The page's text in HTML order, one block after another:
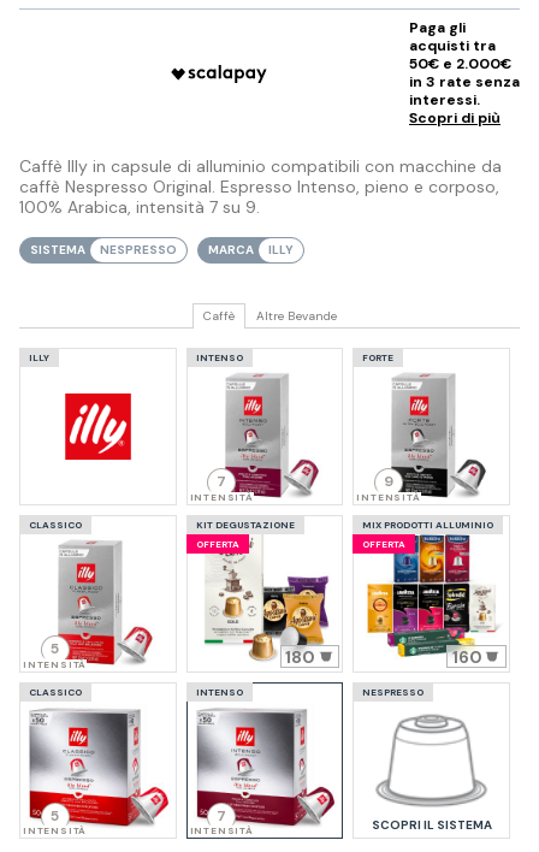
Paga gli
acquisti tra
50€ e 2.000€
in 3 rate senza
interessi.
Scopri di più
Caffè Illy in capsule di alluminio compatibili con macchine da
caffè Nespresso Original. Espresso Intenso, pieno e corposo,
100% Arabica, intensità 7 su 9.
SISTEMA NESPRESSO MARCA ILLY
Caffè Altre Bevande
ILLY INTENSO
7
INTENSITÀ
FORTE
9
INTENSITÀ
CLASSICO
5
INTENSITÀ
KIT DEGUSTAZIONE
OFFERTA
180
MIX PRODOTTI ALLUMINIO
OFFERTA
160
CLASSICO
5
INTENSITÀ
INTENSO
7
INTENSITÀ
NESPRESSO
SCOPRI IL SISTEMA